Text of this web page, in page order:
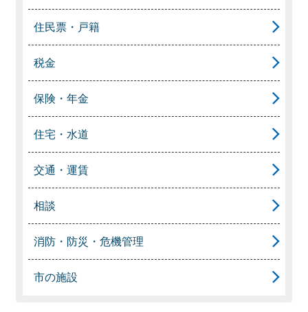
住民票・戸籍
税金
保険・年金
住宅・水道
交通・運賃
相談
消防・防災・危機管理
市の施設